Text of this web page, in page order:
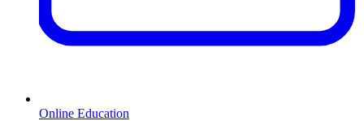
Online Education